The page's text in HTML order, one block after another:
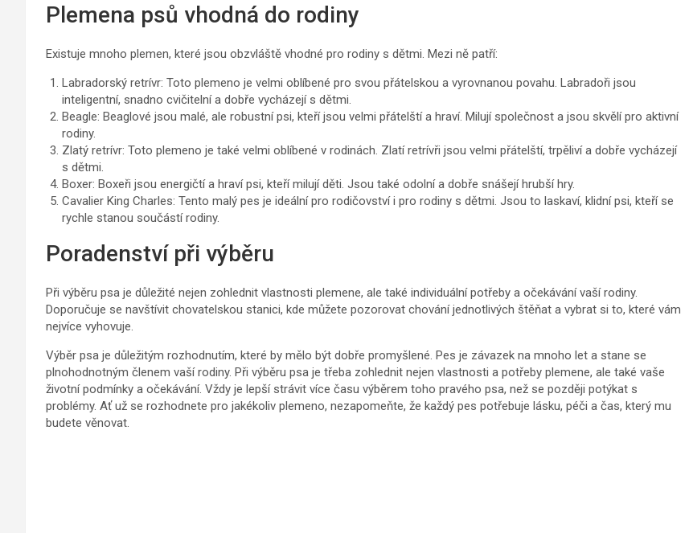
Plemena psů vhodná do rodiny
Existuje mnoho plemen, které jsou obzvláště vhodné pro rodiny s dětmi. Mezi ně patří:
Labradorský retrívr: Toto plemeno je velmi oblíbené pro svou přátelskou a vyrovnanou povahu. Labradoři jsou
inteligentní, snadno cvičitelní a dobře vycházejí s dětmi.
Beagle: Beaglové jsou malé, ale robustní psi, kteří jsou velmi přátelští a hraví. Milují společnost a jsou skvělí pro aktivní
rodiny.
Zlatý retrívr: Toto plemeno je také velmi oblíbené v rodinách. Zlatí retrívři jsou velmi přátelští, trpěliví a dobře vycházejí
s dětmi.
Boxer: Boxeři jsou energičtí a hraví psi, kteří milují děti. Jsou také odolní a dobře snášejí hrubší hry.
Cavalier King Charles: Tento malý pes je ideální pro rodičovství i pro rodiny s dětmi. Jsou to laskaví, klidní psi, kteří se
rychle stanou součástí rodiny.
Poradenství při výběru
Při výběru psa je důležité nejen zohlednit vlastnosti plemene, ale také individuální potřeby a očekávání vaší rodiny.
Doporučuje se navštívit chovatelskou stanici, kde můžete pozorovat chování jednotlivých štěňat a vybrat si to, které vám
nejvíce vyhovuje.
Výběr psa je důležitým rozhodnutím, které by mělo být dobře promyšlené. Pes je závazek na mnoho let a stane se
plnohodnotným členem vaší rodiny. Při výběru psa je třeba zohlednit nejen vlastnosti a potřeby plemene, ale také vaše
životní podmínky a očekávání. Vždy je lepší strávit více času výběrem toho pravého psa, než se později potýkat s
problémy. Ať už se rozhodnete pro jakékoliv plemeno, nezapomeňte, že každý pes potřebuje lásku, péči a čas, který mu
budete věnovat.